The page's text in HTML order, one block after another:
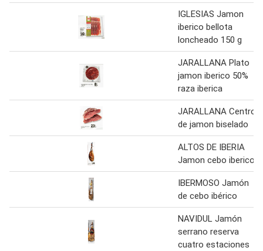
IGLESIAS Jamon
iberico bellota
loncheado 150 g
JARALLANA Plato
jamon iberico 50%
raza iberica
JARALLANA Centro
de jamon biselado
ALTOS DE IBERIA
Jamon cebo iberico
IBERMOSO Jamón
de cebo ibérico
NAVIDUL Jamón
serrano reserva
cuatro estaciones